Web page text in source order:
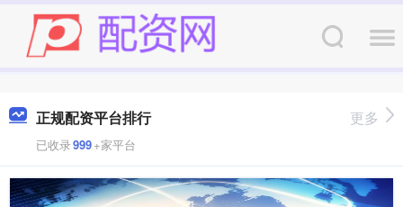
正规配资平台排行
已收录999+家平台
更多